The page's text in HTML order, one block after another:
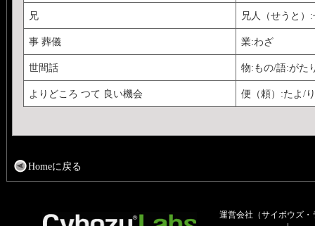
兄 兄人（せうと）
事 葬儀 業:わざ
世間話 物:もの/語:がた
よりどころ つて 良い機会 便（頼）:たよ/り
Homeに戻る
運営会社（サイボウズ・